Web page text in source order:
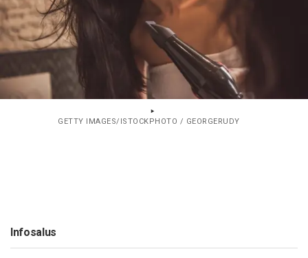
GETTY IMAGES/ISTOCKPHOTO / GEORGERUDY
Infosalus